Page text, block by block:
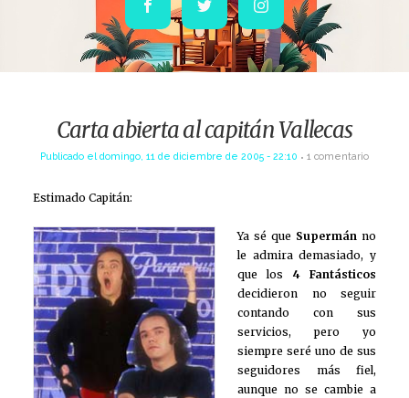
Facebook Twitter Instagram
Carta abierta al capitán Vallecas
Publicado el domingo, 11 de diciembre de 2005 - 22:10 1 comentario
Estimado Capitán:
Ya sé que Supermán no
le admira demasiado, y
que los 4 Fantásticos
decidieron no seguir
contando con sus
servicios, pero yo
siempre seré uno de sus
seguidores más fiel,
aunque no se cambie a